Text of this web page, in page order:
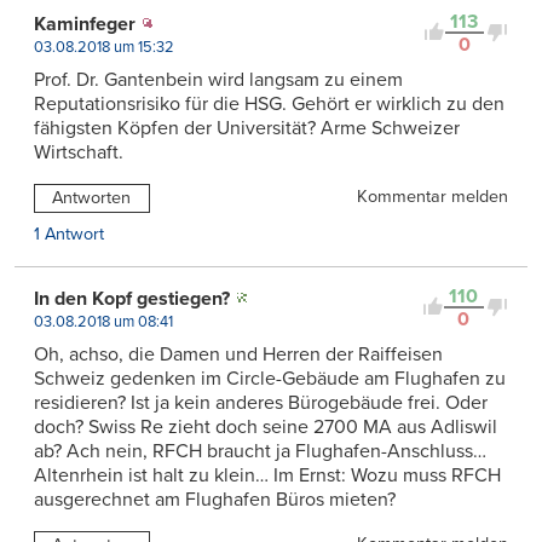
113
0
Kaminfeger
03.08.2018 um 15:32
Prof. Dr. Gantenbein wird langsam zu einem
Reputationsrisiko für die HSG. Gehört er wirklich zu den
fähigsten Köpfen der Universität? Arme Schweizer
Wirtschaft.
Antworten
Kommentar melden
1 Antwort
110
0
In den Kopf gestiegen?
03.08.2018 um 08:41
Oh, achso, die Damen und Herren der Raiffeisen
Schweiz gedenken im Circle-Gebäude am Flughafen zu
residieren? Ist ja kein anderes Bürogebäude frei. Oder
doch? Swiss Re zieht doch seine 2700 MA aus Adliswil
ab? Ach nein, RFCH braucht ja Flughafen-Anschluss…
Altenrhein ist halt zu klein… Im Ernst: Wozu muss RFCH
ausgerechnet am Flughafen Büros mieten?